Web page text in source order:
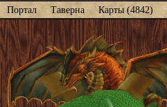
Портал Таверна Карты (4842)